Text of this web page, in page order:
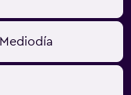
Mediodía